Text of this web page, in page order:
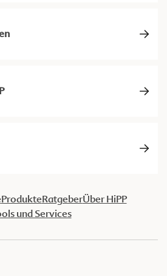
ProdukteRatgeberÜber HiPP
und Services